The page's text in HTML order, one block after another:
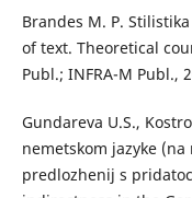
Brandes M. P.
of text. Theoretical
Publ.; INFRA-M Publ.,
Gundareva U.S.,
nemetskom jazyke
predlozhenij s